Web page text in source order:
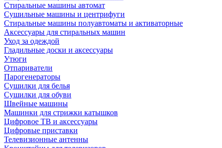
Стиральные машины автомат
Сушильные машины и центрифуги
Стиральные машины полуавтоматы и активаторные
Аксессуары для стиральных машин
Уход за одеждой
Гладильные доски и аксессуары
Утюги
Отпариватели
Парогенераторы
Сушилки для белья
Сушилки для обуви
Швейные машины
Машинки для стрижки катышков
Цифровое ТВ и аксессуары
Цифровые приставки
Телевизионные антенны